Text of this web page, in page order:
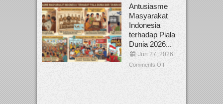
Antusiasme
Masyarakat
Indonesia
terhadap Piala
Dunia 2026...
Jun 27, 2026
Comments Off